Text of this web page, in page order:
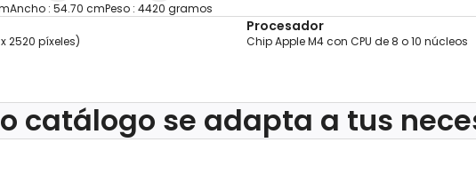
Ancho : 54.70 cmPeso : 4420 gramos
2520 píxeles)
Procesador
Chip Apple M4 con CPU de 8 o 10 núcleos
catálogo se adapta a tus